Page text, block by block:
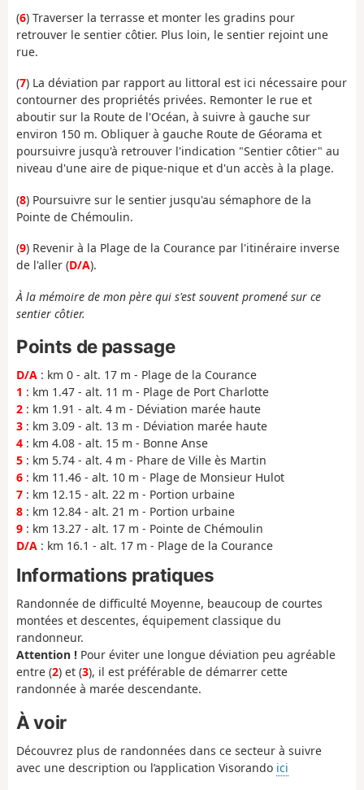
(6) Traverser la terrasse et monter les gradins pour
retrouver le sentier côtier. Plus loin, le sentier rejoint une
rue.
(7) La déviation par rapport au littoral est ici nécessaire pour
contourner des propriétés privées. Remonter le rue et
aboutir sur la Route de l'Océan, à suivre à gauche sur
environ 150 m. Obliquer à gauche Route de Géorama et
poursuivre jusqu'à retrouver l'indication "Sentier côtier" au
niveau d'une aire de pique-nique et d'un accès à la plage.
(8) Poursuivre sur le sentier jusqu'au sémaphore de la
Pointe de Chémoulin.
(9) Revenir à la Plage de la Courance par l'itinéraire inverse
de l'aller (D/A).
À la mémoire de mon père qui s'est souvent promené sur ce
sentier côtier.
Points de passage
D/A : km 0 - alt. 17 m - Plage de la Courance
1 : km 1.47 - alt. 11 m - Plage de Port Charlotte
2 : km 1.91 - alt. 4 m - Déviation marée haute
3 : km 3.09 - alt. 13 m - Déviation marée haute
4 : km 4.08 - alt. 15 m - Bonne Anse
5 : km 5.74 - alt. 4 m - Phare de Ville ès Martin
6 : km 11.46 - alt. 10 m - Plage de Monsieur Hulot
7 : km 12.15 - alt. 22 m - Portion urbaine
8 : km 12.84 - alt. 21 m - Portion urbaine
9 : km 13.27 - alt. 17 m - Pointe de Chémoulin
D/A : km 16.1 - alt. 17 m - Plage de la Courance
Informations pratiques
Randonnée de difficulté Moyenne, beaucoup de courtes
montées et descentes, équipement classique du
randonneur.
Attention ! Pour éviter une longue déviation peu agréable
entre (2) et (3), il est préférable de démarrer cette
randonnée à marée descendante.
À voir
Découvrez plus de randonnées dans ce secteur à suivre
avec une description ou l’application Visorando ici